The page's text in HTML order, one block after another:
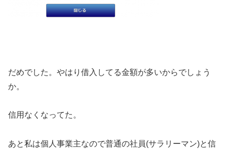
だめでした。やはり借入してる金額が多いからでしょう
か。
信用なくなってた。
あと私は個人事業主なので普通の社員(サラリーマン)と信